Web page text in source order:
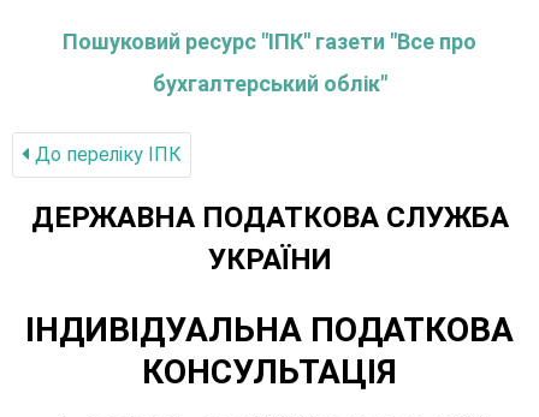
Пошуковий ресурс "ІПК" газети "Все про
бухгалтерський облік"
До переліку IПК
ДЕРЖАВНА ПОДАТКОВА СЛУЖБА
УКРАЇНИ
ІНДИВІДУАЛЬНА ПОДАТКОВА
КОНСУЛЬТАЦІЯ